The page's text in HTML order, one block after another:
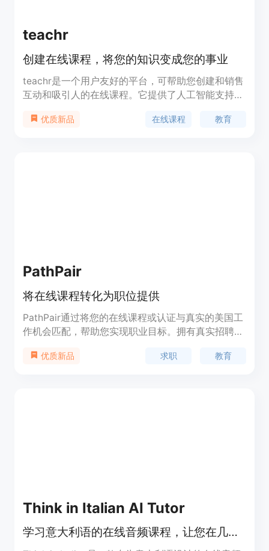
teachr
创建在线课程，将您的知识变成您的事业
teachr是一个用户友好的平台，可帮助您创建和销售
互动和吸引人的在线课程。它提供了人工智能支持、
松地创建在线课程，并将您的知识分享给全世界。
优质新品 在线课程 教育
PathPair
将在线课程转化为职位提供
PathPair通过将您的在线课程或认证与真实的美国工
作机会匹配，帮助您实现职业目标。拥有真实招聘人
优质新品 求职 教育
Think in Italian AI Tutor
学习意大利语的在线音频课程，让您在几天内就能用意大利语思考